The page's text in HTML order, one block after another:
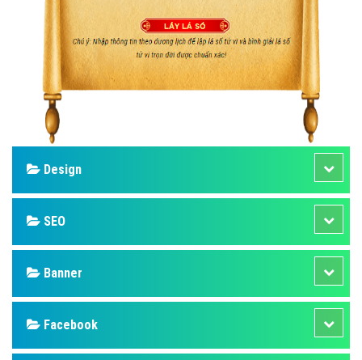
Design
SEO
Banner
Facebook